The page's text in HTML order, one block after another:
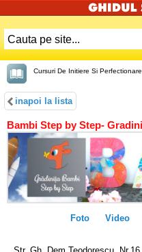
Cursuri De Initiere Si
inapoi la lista
Bambi Step by Step-
Foto Video